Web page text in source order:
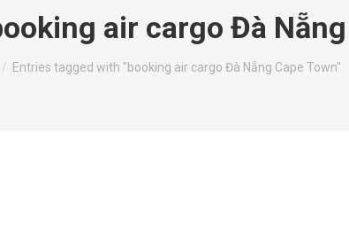
air cargo Đà Nẵng
here:
Entries tagged with "booking air cargo Đà Nẵng Cape Town"